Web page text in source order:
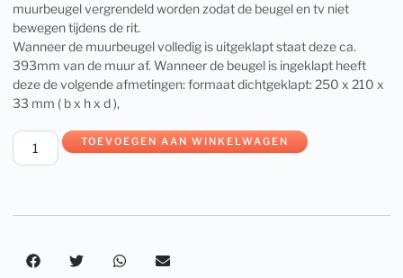
muurbeugel vergrendeld worden zodat de beugel en tv niet
bewegen tijdens de rit.
Wanneer de muurbeugel volledig is uitgeklapt staat deze ca.
393mm van de muur af. Wanneer de beugel is ingeklapt heeft
deze de volgende afmetingen: formaat dichtgeklapt: 250 x 210 x
33 mm ( b x h x d ),
TOEVOEGEN AAN WINKELWAGEN